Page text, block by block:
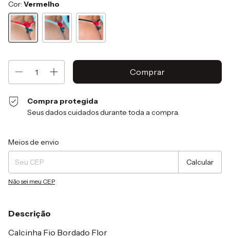
Cor: Vermelho
Compra protegida
Seus dados cuidados durante toda a compra.
Entregas para o CEP:
Meios de envio
Calcular
Não sei meu CEP
Descrição
Calcinha Fio Bordado Flor